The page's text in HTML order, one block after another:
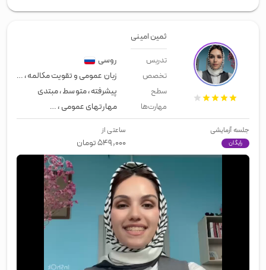
ثمین امینی
تدریس روسی
تخصص زبان عمومی و تقویت مکالمه،زبان
سطح پیشرفته،متوسط،مبتدی
مهارت‌ها مهارتهای عمومی،زبان عمومی
جلسه آزمایشی
رایگان
ساعتی از
۵۴۹,۰۰۰تومان
00:00/02:07